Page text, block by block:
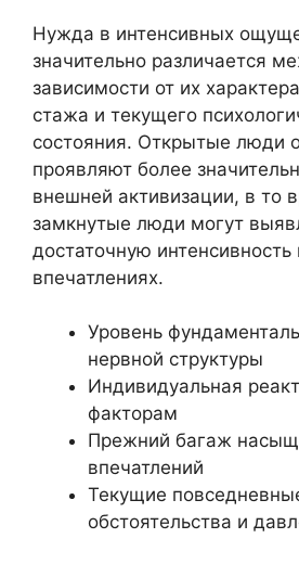
Нужда в интенсивных
значительно различается
зависимости от их
стажа и текущего
состояния. Открытые люди
проявляют более
внешней активизации, в то
замкнутые люди могут
достаточную интенсивность
впечатлениях.
Уровень
нервной структуры
Индивидуальная
факторам
Прежний багаж
впечатлений
Текущие
обстоятельства и